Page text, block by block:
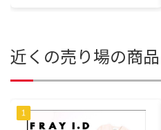
近くの売り場の商品